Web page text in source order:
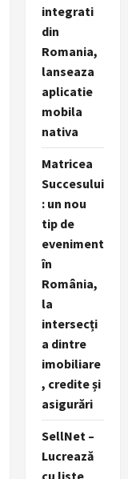
integrati
din
Romania,
lanseaza
aplicatie
mobila
nativa
Matricea
Succesului
: un nou
tip de
eveniment
în
România,
la
intersecți
a dintre
imobiliare
, credite și
asigurări
SellNet –
Lucrează
cu liste